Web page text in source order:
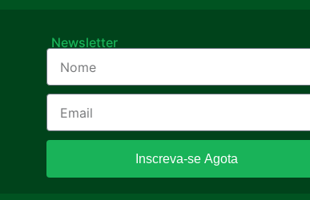
Newsletter
Inscreva-se Agota